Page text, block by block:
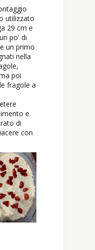
utilizzato
29 cm e
po' di
un primo
nella
poi
fragole a
e
di
con